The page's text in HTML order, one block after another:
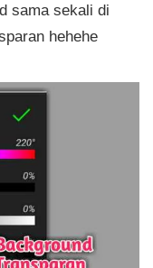
sama sekali di
hehehe